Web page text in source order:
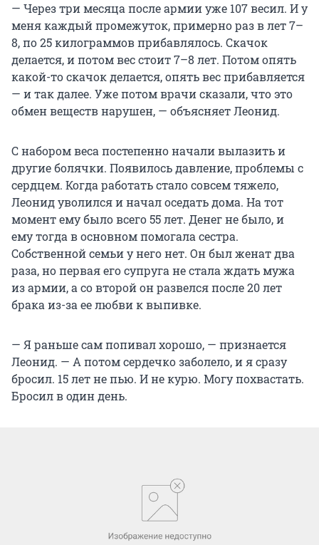
— Через три месяца после армии уже 107 весил. И у
меня каждый промежуток, примерно раз в лет 7–
8, по 25 килограммов прибавлялось. Скачок
делается, и потом вес стоит 7–8 лет. Потом опять
какой-то скачок делается, опять вес прибавляется
— и так далее. Уже потом врачи сказали, что это
обмен веществ нарушен, — объясняет Леонид.
С набором веса постепенно начали вылазить и
другие болячки. Появилось давление, проблемы с
сердцем. Когда работать стало совсем тяжело,
Леонид уволился и начал оседать дома. На тот
момент ему было всего 55 лет. Денег не было, и
ему тогда в основном помогала сестра.
Собственной семьи у него нет. Он был женат два
раза, но первая его супруга не стала ждать мужа
из армии, а со второй он развелся после 20 лет
брака из-за ее любви к выпивке.
— Я раньше сам попивал хорошо, — признается
Леонид. — А потом сердечко заболело, и я сразу
бросил. 15 лет не пью. И не курю. Могу похвастать.
Бросил в один день.